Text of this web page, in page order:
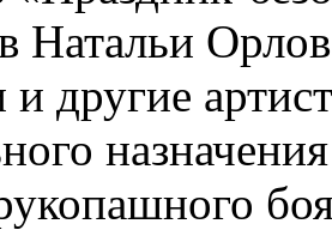
Натальи
и другие